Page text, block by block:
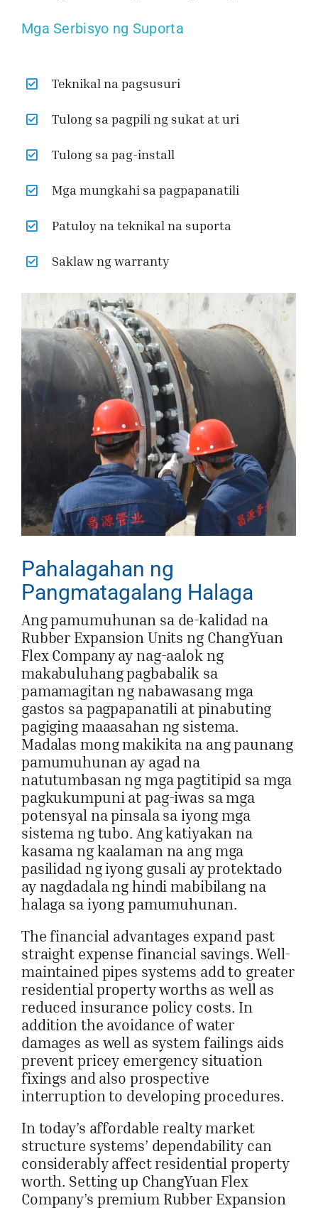
Mga Serbisyo ng Suporta
Teknikal na pagsusuri
Tulong sa pagpili ng sukat at uri
Tulong sa pag-install
Mga mungkahi sa pagpapanatili
Patuloy na teknikal na suporta
Saklaw ng warranty
Pahalagahan ng
Pangmatagalang Halaga
Ang pamumuhunan sa de-kalidad na
Rubber Expansion Units ng ChangYuan
Flex Company ay nag-aalok ng
makabuluhang pagbabalik sa
pamamagitan ng nabawasang mga
gastos sa pagpapanatili at pinabuting
pagiging maaasahan ng sistema.
Madalas mong makikita na ang paunang
pamumuhunan ay agad na
natutumbasan ng mga pagtitipid sa mga
pagkukumpuni at pag-iwas sa mga
potensyal na pinsala sa iyong mga
sistema ng tubo. Ang katiyakan na
kasama ng kaalaman na ang mga
pasilidad ng iyong gusali ay protektado
ay nagdadala ng hindi mabibilang na
halaga sa iyong pamumuhunan.
The financial advantages expand past
straight expense financial savings. Well-
maintained pipes systems add to greater
residential property worths as well as
reduced insurance policy costs. In
addition the avoidance of water
damages as well as system failings aids
prevent pricey emergency situation
fixings and also prospective
interruption to developing procedures.
In today’s affordable realty market
structure systems’ dependability can
considerably affect residential property
worth. Setting up ChangYuan Flex
Company’s premium Rubber Expansion